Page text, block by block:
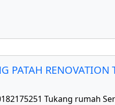
PATAH RENOVATION
Tukang rumah